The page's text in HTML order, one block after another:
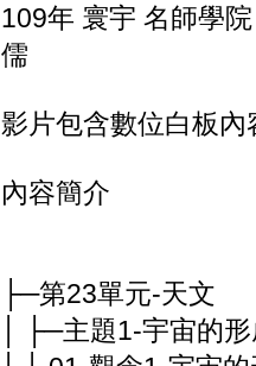
109年 寰宇 名師學
儒
影片包含數位白板
內容簡介
├─第23單元-天文
│ ├─主題1-宇宙的